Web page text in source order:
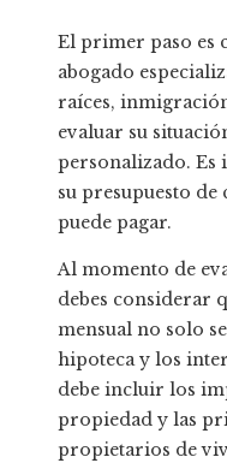
El primer paso es
abogado
raíces,
evaluar su
personalizado. Es
su presupuesto
puede pagar.
Al momento de
debes considerar
mensual no solo
hipoteca y los
debe incluir los
propiedad y las
propietarios de